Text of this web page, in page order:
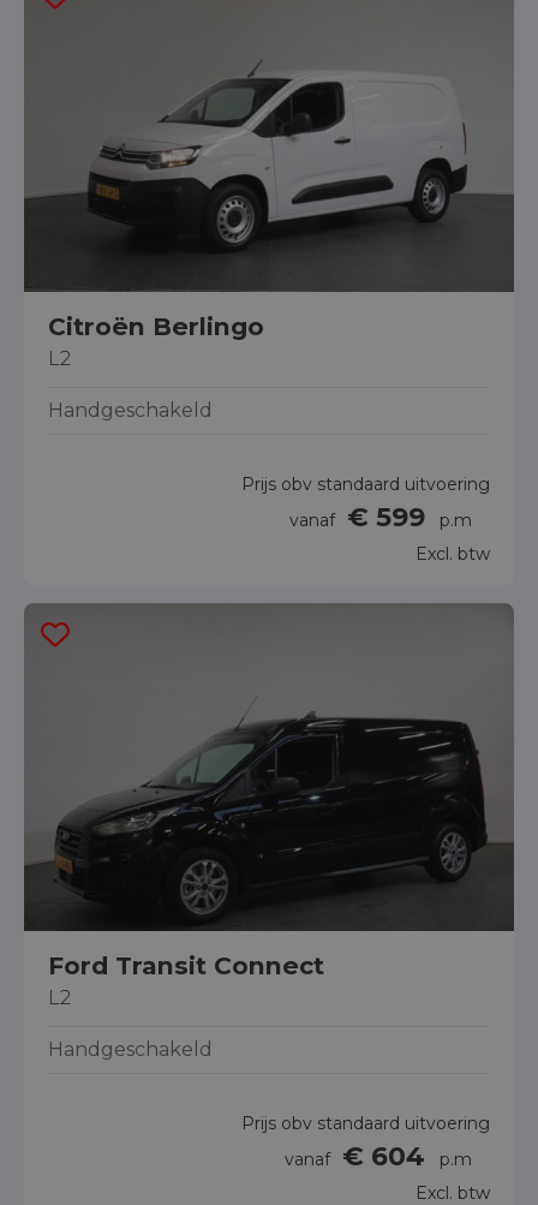
Citroën Berlingo
L2
Handgeschakeld
Prijs obv standaard uitvoering
vanaf € 599
p.m
Excl. btw
Ford Transit Connect
L2
Handgeschakeld
Prijs obv standaard uitvoering
vanaf € 604
p.m
Excl. btw